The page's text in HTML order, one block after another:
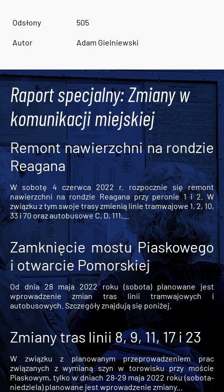
Odsłony 505
Autor Adam Gielniewski
Raport specjalny: Zmiany w
komunikacji miejskiej
Remont nawierzchni na rondzie
Reagana
W sobotę 4 czerwca 2022 r. rozpocznie się remont
nawierzchni na rondzie Reagana przy peronie 1 i 2. W
związku z tym swoje trasy zmienią linie tramwajowe 1, 2, 10,
33 i 70 oraz autobusowe C, D, 111,...
Zamknięcie mostu Piaskowego
i otwarcie Pomorskiej
Od dnia 28 maja 2022 roku (sobota) planowane jest
wprowadzenie zmian tras linii tramwajowych i
autobusowych. Szczegóły znajdują się poniżej.
Zmiany tras linii 8, 9, 11, 17 i 23
W związku z planowanym przeprowadzeniem prac
związanych z wymianą szyn w torowisku przy moście
Piaskowym, tylko w dniach 28-29 maja 2022 roku (sobota-
niedziela) planowane jest wprowadzenie zmiany...